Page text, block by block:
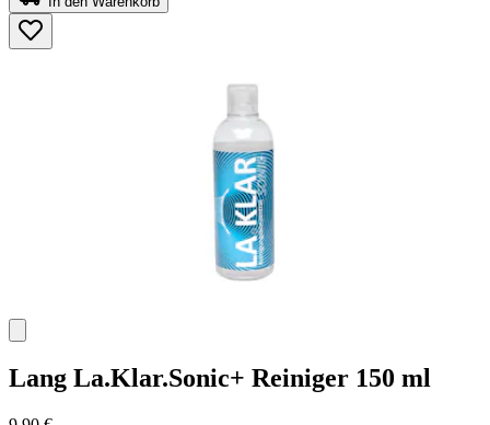
5
Sternen.
43
Lang La.Klar.Sonic+ Reiniger 150 ml